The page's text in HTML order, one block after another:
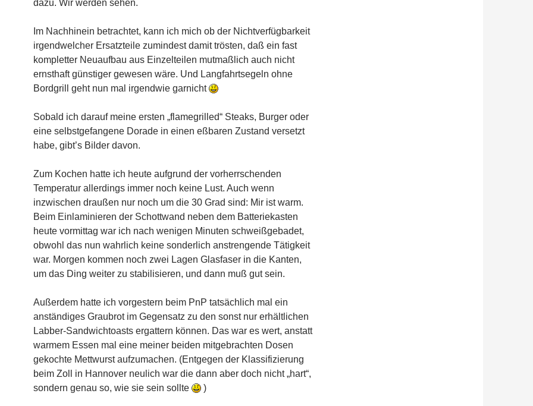
dazu. Wir werden sehen.
Im Nachhinein betrachtet, kann ich mich ob der Nichtverfügbarkeit
irgendwelcher Ersatzteile zumindest damit trösten, daß ein fast
kompletter Neuaufbau aus Einzelteilen mutmaßlich auch nicht
ernsthaft günstiger gewesen wäre. Und Langfahrtsegeln ohne
Bordgrill geht nun mal irgendwie garnicht
Sobald ich darauf meine ersten „flamegrilled“ Steaks, Burger oder
eine selbstgefangene Dorade in einen eßbaren Zustand versetzt
habe, gibt’s Bilder davon.
Zum Kochen hatte ich heute aufgrund der vorherrschenden
Temperatur allerdings immer noch keine Lust. Auch wenn
inzwischen draußen nur noch um die 30 Grad sind: Mir ist warm.
Beim Einlaminieren der Schottwand neben dem Batteriekasten
heute vormittag war ich nach wenigen Minuten schweißgebadet,
obwohl das nun wahrlich keine sonderlich anstrengende Tätigkeit
war. Morgen kommen noch zwei Lagen Glasfaser in die Kanten,
um das Ding weiter zu stabilisieren, und dann muß gut sein.
Außerdem hatte ich vorgestern beim PnP tatsächlich mal ein
anständiges Graubrot im Gegensatz zu den sonst nur erhältlichen
Labber-Sandwichtoasts ergattern können. Das war es wert, anstatt
warmem Essen mal eine meiner beiden mitgebrachten Dosen
gekochte Mettwurst aufzumachen. (Entgegen der Klassifizierung
beim Zoll in Hannover neulich war die dann aber doch nicht „hart“,
sondern genau so, wie sie sein sollte
)